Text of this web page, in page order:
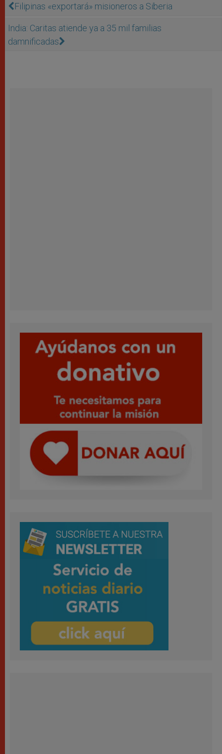
Filipinas «exportará» misioneros a Siberia
India: Caritas atiende ya a 35 mil familias
damnificadas